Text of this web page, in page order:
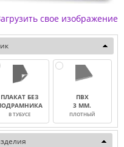
свое изображение
ПЛАКАТ БЕЗ
В ТУБУСЕ
ПВХ
3 ММ.
ПЛОТНЫЙ